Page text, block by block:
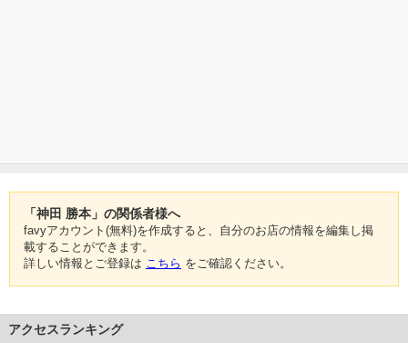
「神田 勝本」の関係者様へ
favyアカウント(無料)を作成すると、自分のお店の情報を編集し掲
載することができます。
詳しい情報とご登録は こちら をご確認ください。
アクセスランキング